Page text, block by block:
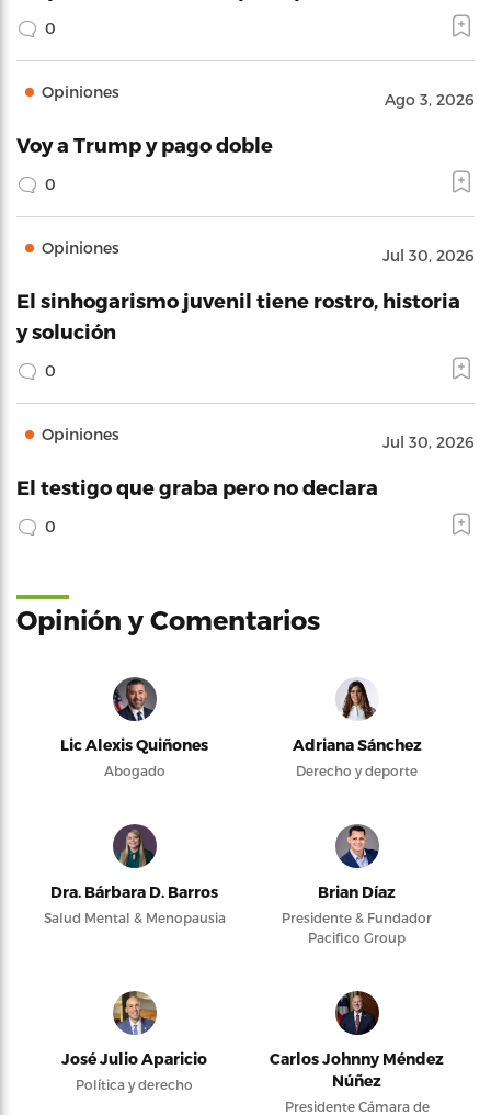
0
Opiniones Ago 3, 2026
Voy a Trump y pago doble
0
Opiniones Jul 30, 2026
El sinhogarismo juvenil tiene rostro, historia
y solución
0
Opiniones Jul 30, 2026
El testigo que graba pero no declara
0
Opinión y Comentarios
Lic Alexis Quiñones
Abogado
Adriana Sánchez
Derecho y deporte
Dra. Bárbara D. Barros
Salud Mental & Menopausia
Brian Díaz
Presidente & Fundador
Pacifico Group
José Julio Aparicio
Política y derecho
Carlos Johnny Méndez
Núñez
Presidente Cámara de